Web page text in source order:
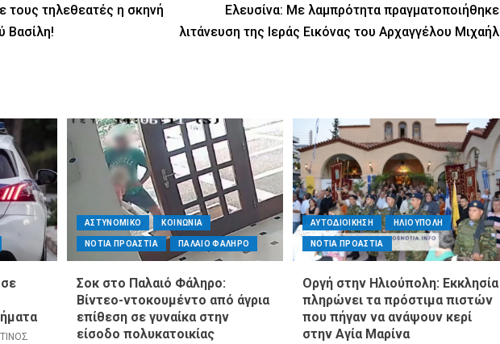
τηλεθεατές η σκηνή
Βασίλη!
Ελευσίνα: Με λαμπρότητα πραγματοποιήθηκε
λιτάνευση της Ιεράς Εικόνας του Αρχαγγέλου Μιχαήλ
ΑΣΤΥΝΟΜΙΚΟ ΚΟΙΝΩΝΙΑ
ΝΟΤΙΑ ΠΡΟΑΣΤΙΑ ΠΑΛΑΙΟ ΦΑΛΗΡΟ
Σοκ στο Παλαιό Φάληρο:
Βίντεο-ντοκουμέντο από άγρια
επίθεση σε γυναίκα στην
είσοδο πολυκατοικίας
ΑΥΤΟΔΙΟΙΚΗΣΗ ΗΛΙΟΥΠΟΛΗ
ΝΟΤΙΑ ΠΡΟΑΣΤΙΑ
Οργή στην Ηλιούπολη: Εκκλησία
πληρώνει τα πρόστιμα πιστών
που πήγαν να ανάψουν κερί
στην Αγία Μαρίνα